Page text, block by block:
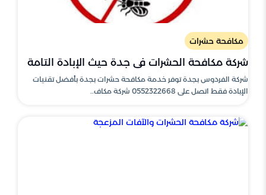
مكافحة حشرات
شركة مكافحة الحشرات في جدة حيث الإبادة التامة
شركة الفردوس بجدة توفر خدمة مكافحة حشرات بجدة بأفضل تقنيات
الإبادة فقط اتصل على 0552322668 شركة مكاف..